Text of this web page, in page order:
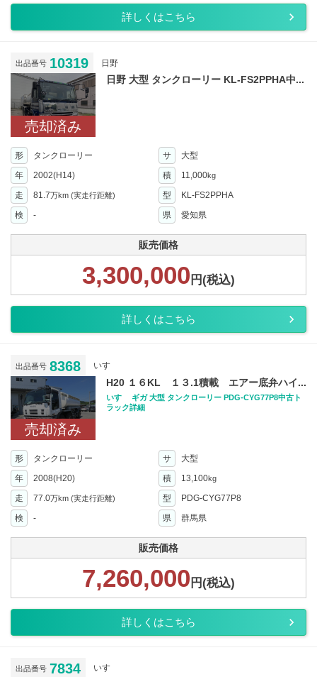
詳しくはこちら
出品番号 10319 日野
売却済み
日野 大型 タンクローリー KL-FS2PPHA中...
形 タンクローリー サ
大型
年
2002(H14) 積 11,000kg
走 81.7万km (実走行距離) 型
KL-FS2PPHA
検
- 県 愛知県
販売価格
3,300,000 円(税込)
詳しくはこちら
出品番号 8368 いすゞ
売却済み
H20 １６KL １３.1積載 エアー底弁ハイ...
いすゞ ギガ 大型 タンクローリー PDG-CYG77P8中古ト
ラック詳細
形 タンクローリー サ
大型
年
2008(H20) 積 13,100kg
走 77.0万km (実走行距離) 型
PDG-CYG77P8
検
- 県 群馬県
販売価格
7,260,000 円(税込)
詳しくはこちら
出品番号 7834
いすゞ